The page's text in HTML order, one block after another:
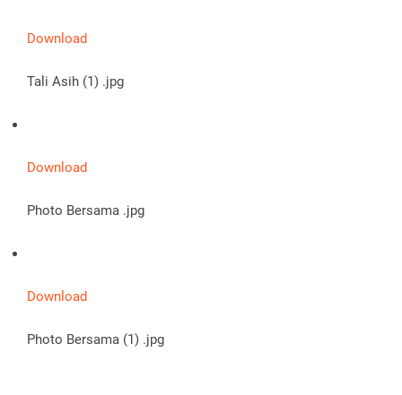
Download
Tali Asih (1) .jpg
Download
Photo Bersama .jpg
Download
Photo Bersama (1) .jpg